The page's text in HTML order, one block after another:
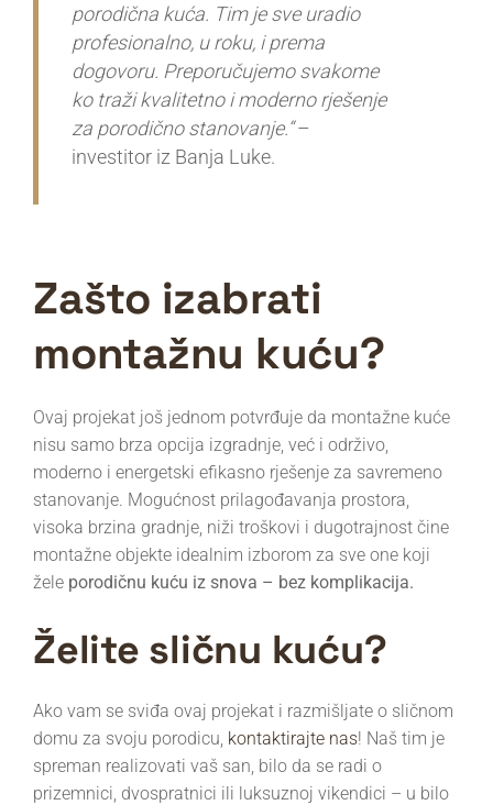
porodična kuća. Tim je sve uradio
profesionalno, u roku, i prema
dogovoru. Preporučujemo svakome
ko traži kvalitetno i moderno rješenje
za porodično stanovanje.“–
investitor iz Banja Luke.
Zašto izabrati
montažnu kuću?
Ovaj projekat još jednom potvrđuje da montažne kuće
nisu samo brza opcija izgradnje, već i održivo,
moderno i energetski efikasno rješenje za savremeno
stanovanje. Mogućnost prilagođavanja prostora,
visoka brzina gradnje, niži troškovi i dugotrajnost čine
montažne objekte idealnim izborom za sve one koji
žele porodičnu kuću iz snova – bez komplikacija.
Želite sličnu kuću?
Ako vam se sviđa ovaj projekat i razmišljate o sličnom
domu za svoju porodicu, kontaktirajte nas! Naš tim je
spreman realizovati vaš san, bilo da se radi o
prizemnici, dvospratnici ili luksuznoj vikendici – u bilo